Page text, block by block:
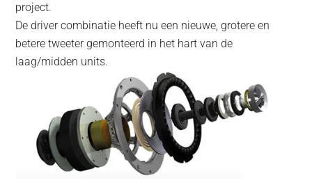
project.
De driver combinatie heeft nu een nieuwe, grotere en
betere tweeter gemonteerd in het hart van de
laag/midden units.